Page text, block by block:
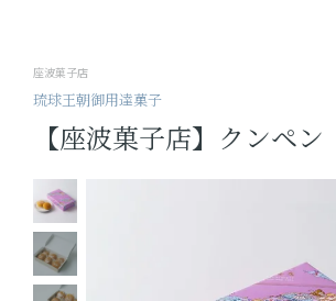
フード
クラフト
コスメ・アロマ
つくり手
座波菓子店
琉球王朝御用達菓子
【座波菓子店】クンペ